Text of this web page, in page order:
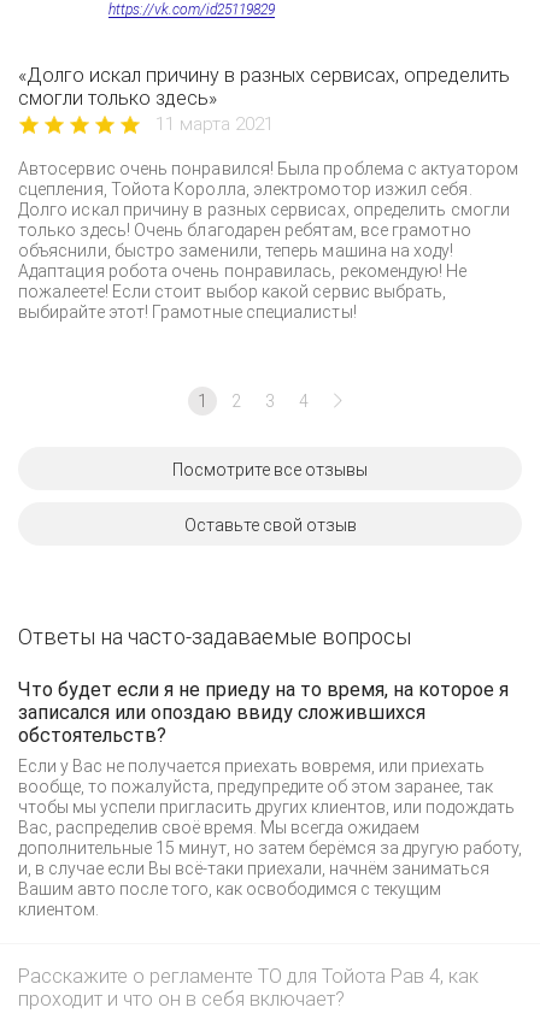
https://vk.com/id25119829
«Долго искал причину в разных сервисах, определить
смогли только здесь»
11 марта 2021
Автосервис очень понравился! Была проблема с актуатором
сцепления, Тойота Королла, электромотор изжил себя.
Долго искал причину в разных сервисах, определить смогли
только здесь! Очень благодарен ребятам, все грамотно
объяснили, быстро заменили, теперь машина на ходу!
Адаптация робота очень понравилась, рекомендую! Не
пожалеете! Если стоит выбор какой сервис выбрать,
выбирайте этот! Грамотные специалисты!
1 2 3 4
Посмотрите все отзывы
Оставьте свой отзыв
Ответы на часто-задаваемые вопросы
Что будет если я не приеду на то время, на которое я
записался или опоздаю ввиду сложившихся
обстоятельств?
Если у Вас не получается приехать вовремя, или приехать
вообще, то пожалуйста, предупредите об этом заранее, так
чтобы мы успели пригласить других клиентов, или подождать
Вас, распределив своё время. Мы всегда ожидаем
дополнительные 15 минут, но затем берёмся за другую работу,
и, в случае если Вы всё-таки приехали, начнём заниматься
Вашим авто после того, как освободимся с текущим
клиентом.
Расскажите о регламенте ТО для Тойота Рав 4, как
проходит и что он в себя включает?